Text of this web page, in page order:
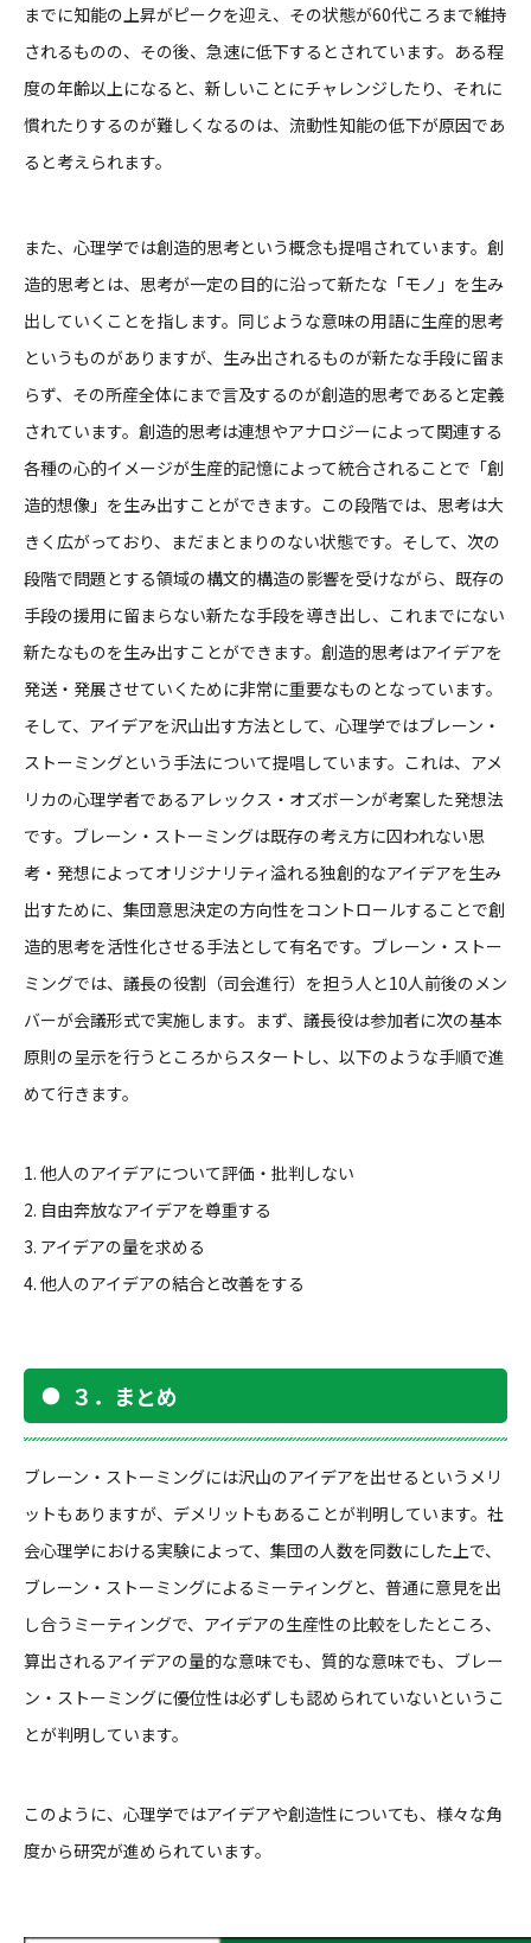
までに知能の上昇がピークを迎え、その状態が60代ころまで維持
されるものの、その後、急速に低下するとされています。ある程
度の年齢以上になると、新しいことにチャレンジしたり、それに
慣れたりするのが難しくなるのは、流動性知能の低下が原因であ
ると考えられます。
また、心理学では創造的思考という概念も提唱されています。創
造的思考とは、思考が一定の目的に沿って新たな「モノ」を生み
出していくことを指します。同じような意味の用語に生産的思考
というものがありますが、生み出されるものが新たな手段に留ま
らず、その所産全体にまで言及するのが創造的思考であると定義
されています。創造的思考は連想やアナロジーによって関連する
各種の心的イメージが生産的記憶によって統合されることで「創
造的想像」を生み出すことができます。この段階では、思考は大
きく広がっており、まだまとまりのない状態です。そして、次の
段階で問題とする領域の構文的構造の影響を受けながら、既存の
手段の援用に留まらない新たな手段を導き出し、これまでにない
新たなものを生み出すことができます。創造的思考はアイデアを
発送・発展させていくために非常に重要なものとなっています。
そして、アイデアを沢山出す方法として、心理学ではブレーン・
ストーミングという手法について提唱しています。これは、アメ
リカの心理学者であるアレックス・オズボーンが考案した発想法
です。ブレーン・ストーミングは既存の考え方に囚われない思
考・発想によってオリジナリティ溢れる独創的なアイデアを生み
出すために、集団意思決定の方向性をコントロールすることで創
造的思考を活性化させる手法として有名です。ブレーン・ストー
ミングでは、議長の役割（司会進行）を担う人と10人前後のメン
バーが会議形式で実施します。まず、議長役は参加者に次の基本
原則の呈示を行うところからスタートし、以下のような手順で進
めて行きます。
1. 他人のアイデアについて評価・批判しない
2. 自由奔放なアイデアを尊重する
3. アイデアの量を求める
4. 他人のアイデアの結合と改善をする
３．まとめ
ブレーン・ストーミングには沢山のアイデアを出せるというメリ
ットもありますが、デメリットもあることが判明しています。社
会心理学における実験によって、集団の人数を同数にした上で、
ブレーン・ストーミングによるミーティングと、普通に意見を出
し合うミーティングで、アイデアの生産性の比較をしたところ、
算出されるアイデアの量的な意味でも、質的な意味でも、ブレー
ン・ストーミングに優位性は必ずしも認められていないというこ
とが判明しています。
このように、心理学ではアイデアや創造性についても、様々な角
度から研究が進められています。